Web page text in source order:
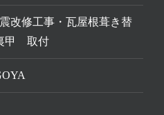
改修工事・瓦屋根葺き替
甲 取付